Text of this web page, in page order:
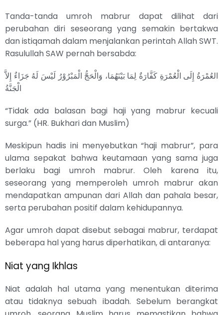
Tanda-tanda umroh mabrur dapat dilihat dari
perubahan diri seseorang yang semakin bertakwa
dan istiqamah dalam menjalankan perintah Allah SWT.
Rasulullah SAW pernah bersabda:
العُمْرَةُ إِلَى الْعُمْرَةِ كَفَّارَةٌ لِمَا بَيْنَهُمَا، وَالْحَجُّ الْمَبْرُوْرُ لَيْسَ لَهُ جَزَاءٌ إِلاَّ
الْجَنَّةُ
“Tidak ada balasan bagi haji yang mabrur kecuali
surga.” (HR. Bukhari dan Muslim)
Meskipun hadis ini menyebutkan “haji mabrur”, para
ulama sepakat bahwa keutamaan yang sama juga
berlaku bagi umroh mabrur. Oleh karena itu,
seseorang yang memperoleh umroh mabrur akan
mendapatkan ampunan dari Allah dan pahala besar,
serta perubahan positif dalam kehidupannya.
Agar umroh dapat disebut sebagai mabrur, terdapat
beberapa hal yang harus diperhatikan, di antaranya:
Niat yang Ikhlas
Niat adalah hal utama yang menentukan diterima
atau tidaknya sebuah ibadah. Sebelum berangkat